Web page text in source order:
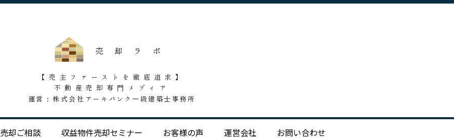
【売主ファーストを徹底追求】
不動産売却専門メディア
運営 : 株式会社アーキバンク一級建築士事務所
売却ご相談 収益物件売却セミナー お客様の声 運営会社 お問い合わせ